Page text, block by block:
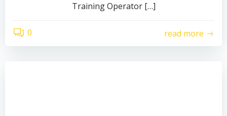
Training Operator […]
0 read more